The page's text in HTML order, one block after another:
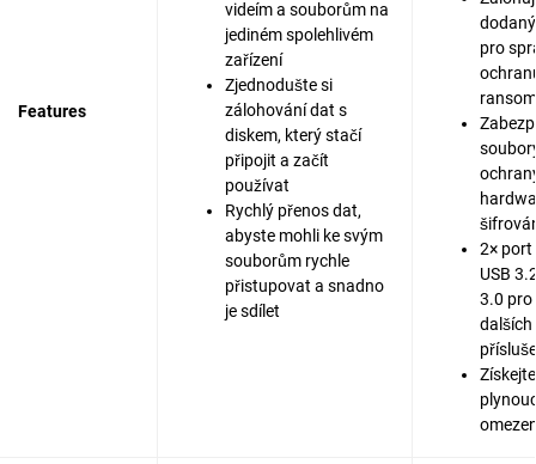
Features
videím a souborům na
jediném spolehlivém
zařízení
Zjednodušte si
zálohování dat s
diskem, který stačí
připojit a začít
používat
Rychlý přenos dat,
abyste mohli ke svým
souborům rychle
přistupovat a snadno
je sdílet
pro
2× port
USB
3.0 pro
dalších